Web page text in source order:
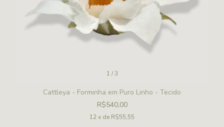
1 /3
Cattleya - Forminha em Puro Linho - Tecido
R$540,00
12x de R$55,55